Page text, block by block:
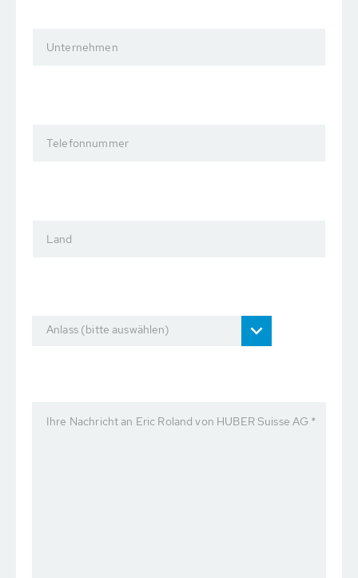
Unternehmen
Telefonnummer
Land
Anlass (bitte auswählen)
Ihre Nachricht an Eric Roland von HUBER Suisse AG *